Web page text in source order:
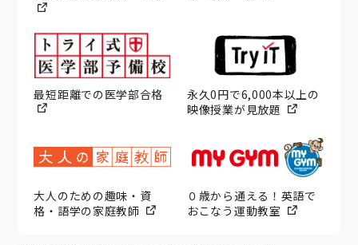
最短距離での医学部合格
永久0円で6,000本以上の
映像授業が見放題
大人のための趣味・資
格・語学の家庭教師
０歳から通える！英語で
おこなう運動教室